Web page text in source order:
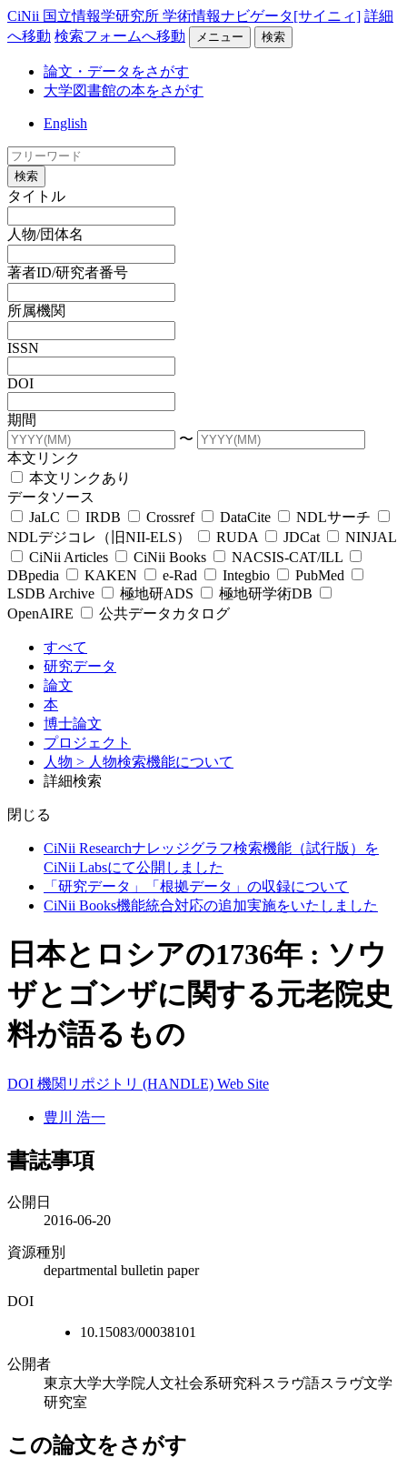
CiNii 国立情報学研究所 学術情報ナビゲータ[サイニィ] 詳細
へ移動 検索フォームへ移動 メニュー 検索
論文・データをさがす
大学図書館の本をさがす
English
検索
タイトル
人物/団体名
著者ID/研究者番号
所属機関
ISSN
DOI
期間
〜
本文リンク
本文リンクあり
データソース
JaLC
IRDB Crossref DataCite
NDLサーチ
NDLデジコレ（旧NII-ELS）
RUDA JDCat
NINJAL
CiNii Articles
CiNii Books
NACSIS-CAT/ILL
DBpedia
KAKEN e-Rad Integbio
PubMed
LSDB Archive
極地研ADS
極地研学術DB
OpenAIRE
公共データカタログ
すべて
研究データ
論文
本
博士論文
プロジェクト
人物 > 人物検索機能について
詳細検索
閉じる
CiNii Researchナレッジグラフ検索機能（試行版）を
CiNii Labsにて公開しました
「研究データ」「根拠データ」の収録について
CiNii Books機能統合対応の追加実施をいたしました
日本とロシアの1736年 : ソウ
ザとゴンザに関する元老院史
料が語るもの
DOI 機関リポジトリ (HANDLE) Web Site
豊川 浩一
書誌事項
公開日
2016-06-20
資源種別
departmental bulletin paper
DOI
10.15083/00038101
公開者
東京大学大学院人文社会系研究科スラヴ語スラヴ文学
研究室
この論文をさがす